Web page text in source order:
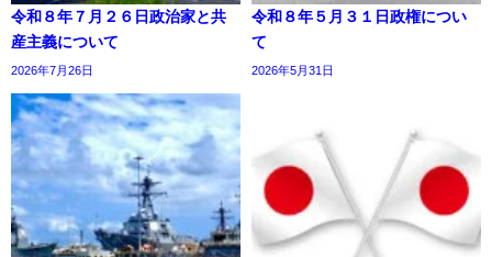
令和８年７月２６日政治家と共
産主義について
2026年7月26日
令和８年５月３１日政権につい
て
2026年5月31日